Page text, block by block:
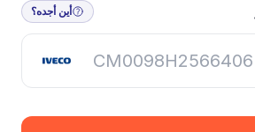
أين أجده؟